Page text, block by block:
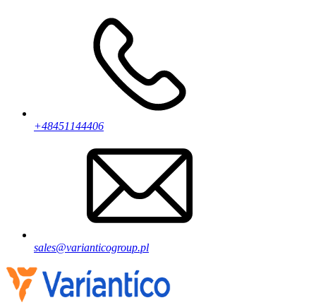
+48451144406
sales@varianticogroup.pl